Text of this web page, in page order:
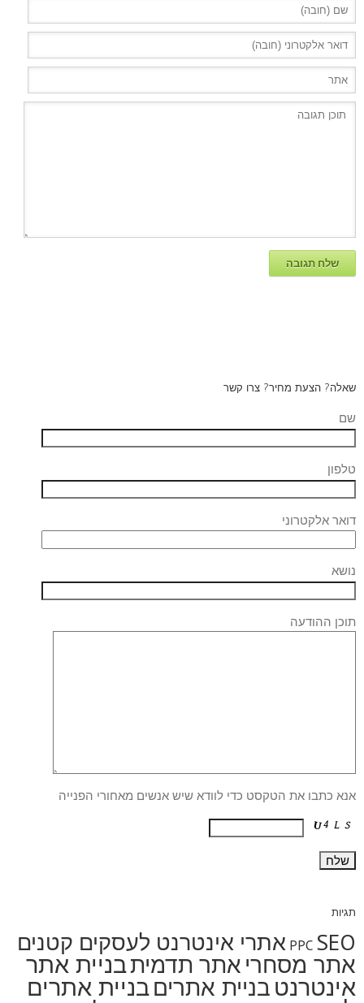
שאלה? הצעת מחיר? צרו קשר
שם
טלפון
דואר אלקטרוני
נושא
תוכן ההודעה
אנא כתבו את הטקסט כדי לוודא שיש אנשים מאחורי הפנייה
תגיות
PPC SEO אתרי אינטרנט לעסקים קטנים
אתר מסחריאתר תדמיתבניית אתר
אינטרנטבניית אתריםבניית אתרים